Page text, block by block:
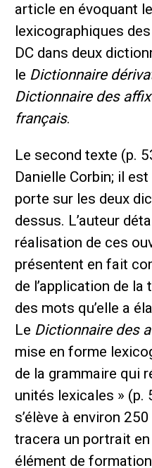
article en évoquant
lexicographiques
DC dans deux
le Dictionnaire
Dictionnaire des
français.
Le second texte (p.
Danielle Corbin; il
porte sur les deux
dessus. L’auteur
réalisation de ces
présentent en fait
de l’application de
des mots qu’elle a
Le Dictionnaire des
mise en forme
de la grammaire qui
unités lexicales » (p.
s’élève à environ
tracera un portrait
élément de